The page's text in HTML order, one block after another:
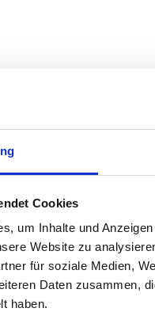
Cookies
um Inhalte und
Website zu
für soziale Medien,
Daten zusammen,
haben.
Mi
07.30 - 18.30
Do 07.30 - 18.30
Fr
07.30 - 18.30